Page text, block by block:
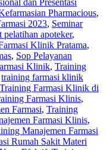
Pharmacious,
2023, Seminar
pelatihan apoteker,
Klinik Pratama,
, Sop Pelayanan
Klinik, Training
training farmasi klinik
Training Farmasi Klinik di
Farmasi Klinis,
Farmasi, Training
Farmasi Klinis,
Manajemen Farmasi
Rumah Sakit Materi